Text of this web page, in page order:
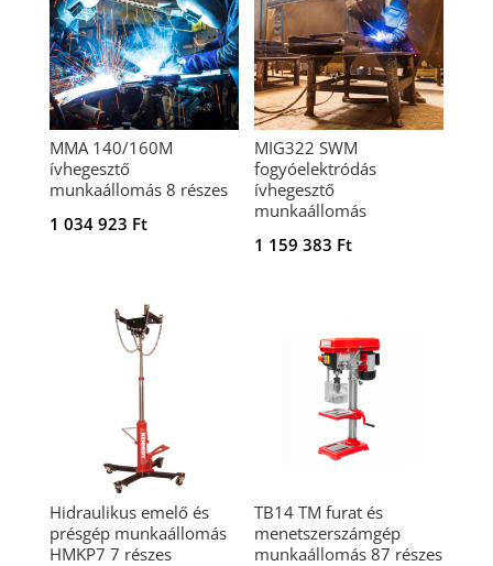
MMA 140/160M
ívhegesztő
munkaállomás 8 részes
1 034 923 Ft
MIG322 SWM
fogyóelektródás
ívhegesztő
munkaállomás
1 159 383 Ft
Hidraulikus emelő és
présgép munkaállomás
HMKP7 7 részes
TB14 TM furat és
menetszerszámgép
munkaállomás 87 részes